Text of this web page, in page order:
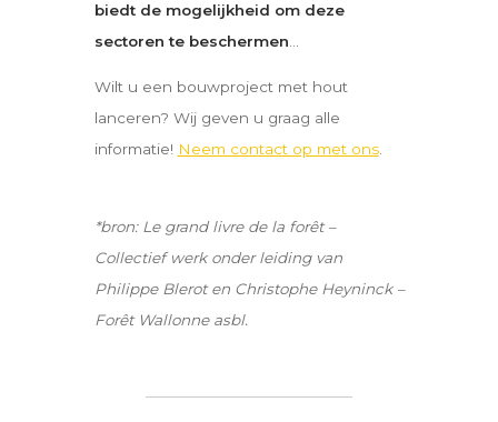
biedt de mogelijkheid om deze
sectoren te beschermen
Wilt u een bouwproject met hout
lanceren? Wij geven u graag alle
informatie! Neem contact op met ons.
*bron: Le grand livre de la forêt –
Collectief werk onder leiding van
Philippe Blerot en Christophe Heyninck –
Forêt Wallonne asbl.